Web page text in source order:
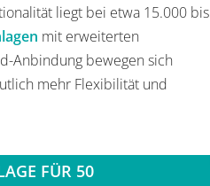
liegt bei etwa 15.000 bis
mit erweiterten
Anbindung bewegen sich
mehr Flexibilität und
FÜR 50